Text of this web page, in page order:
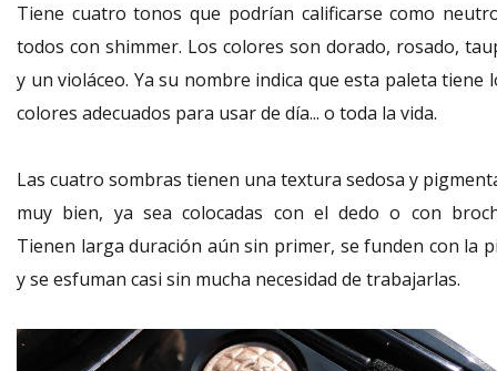
Tiene cuatro tonos que podrían calificarse como
todos con shimmer. Los colores son dorado, rosado,
y un violáceo. Ya su nombre indica que esta paleta tiene
colores adecuados para usar de día... o toda la vida.
Las cuatro sombras tienen una textura sedosa y
muy bien, ya sea colocadas con el dedo o con
Tienen larga duración aún sin primer, se funden con la
y se esfuman casi sin mucha necesidad de trabajarlas.